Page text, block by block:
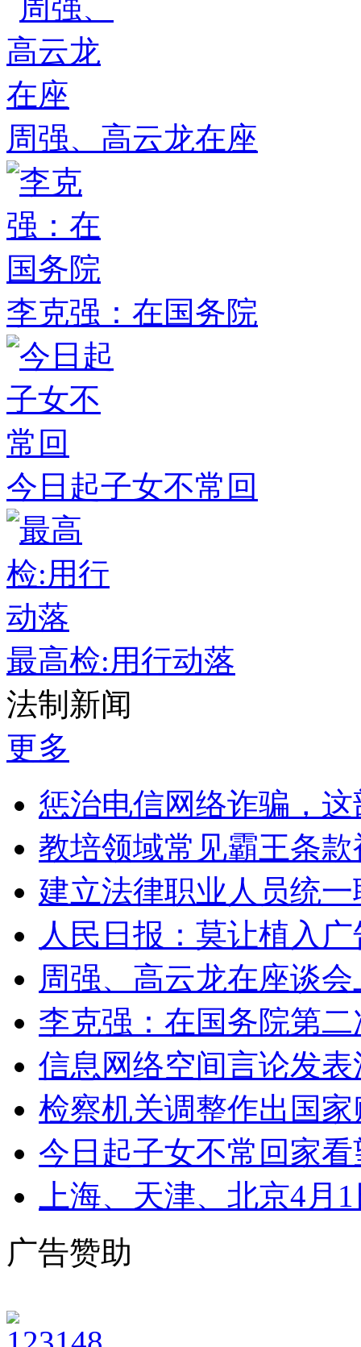
周强、高云龙在座
李克强：在国务院
今日起子女不常回
最高检:用行动落
法制新闻
更多
惩治电信网络诈骗，
教培领域常见霸王条
建立法律职业人员统
人民日报：莫让植入
周强、高云龙在座谈
李克强：在国务院第
信息网络空间言论发
检察机关调整作出国
今日起子女不常回家
上海、天津、北京4月
广告赞助